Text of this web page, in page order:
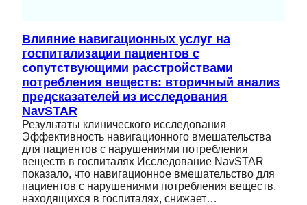
Влияние навигационных услуг на
госпитализации пациентов с
сопутствующими расстройствами
потребления веществ: вторичный анализ
предсказателей из исследования
NavSTAR
Результаты клинического исследования
Эффективность навигационного вмешательства
для пациентов с нарушениями потребления
веществ в госпиталях Исследование NavSTAR
показало, что навигационное вмешательство для
пациентов с нарушениями потребления веществ,
находящихся в госпиталях, снижает…